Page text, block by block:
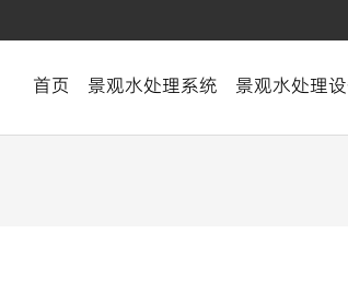
首页 景观水处理系统 景观水处理